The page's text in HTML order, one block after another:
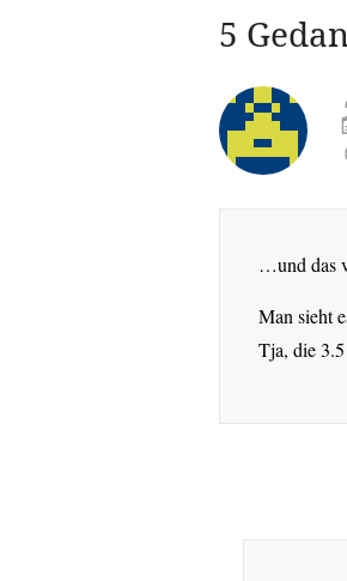
5
…und das
Man sieht
Tja, die